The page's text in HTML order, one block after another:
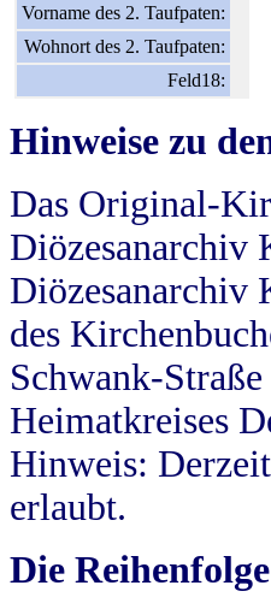
Vorname des 2. Taufpaten:
Wohnort des 2. Taufpaten:
Feld18:
Hinweise zu
Das Original-
Diözesanarchiv
Diözesanarchiv
des
Schwank-
Heimatkreises
Hinweis:
erlaubt.
Die